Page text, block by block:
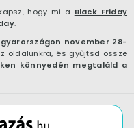
hogy mi a Black Friday
.
november 28-
oldalunkra, és gyűjtsd össze
könnyedén megtaláld a